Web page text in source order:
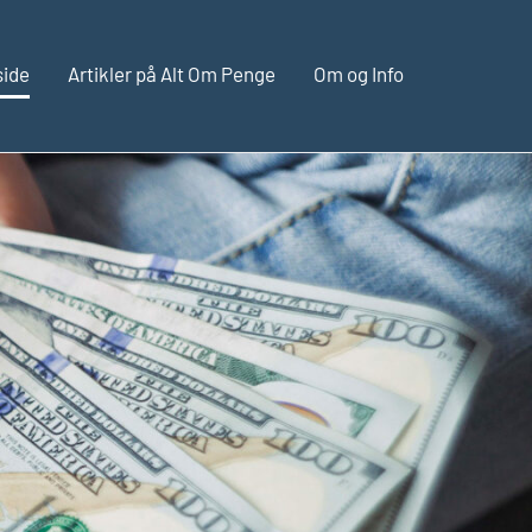
Artikler på Alt Om Penge Om og Info